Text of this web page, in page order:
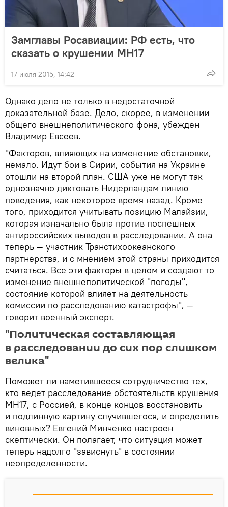
Замглавы Росавиации: РФ есть, что
сказать о крушении МН17
17 июля 2015, 14:42
Однако дело не только в недостаточной
доказательной базе. Дело, скорее, в изменении
общего внешнеполитического фона, убежден
Владимир Евсеев.
"Факторов, влияющих на изменение обстановки,
немало. Идут бои в Сирии, события на Украине
отошли на второй план. США уже не могут так
однозначно диктовать Нидерландам линию
поведения, как некоторое время назад. Кроме
того, приходится учитывать позицию Малайзии,
которая изначально была против поспешных
антироссийских выводов в расследовании. А она
теперь — участник Транстихоокеанского
партнерства, и с мнением этой страны приходится
считаться. Все эти факторы в целом и создают то
изменение внешнеполитической "погоды",
состояние которой влияет на деятельность
комиссии по расследованию катастрофы", —
говорит военный эксперт.
"Политическая составляющая
в расследовании до сих пор слишком
велика"
Поможет ли наметившееся сотрудничество тех,
кто ведет расследование обстоятельств крушения
MH17, с Россией, в конце концов восстановить
и подлинную картину случившегося, и определить
виновных? Евгений Минченко настроен
скептически. Он полагает, что ситуация может
теперь надолго "зависнуть" в состоянии
неопределенности.